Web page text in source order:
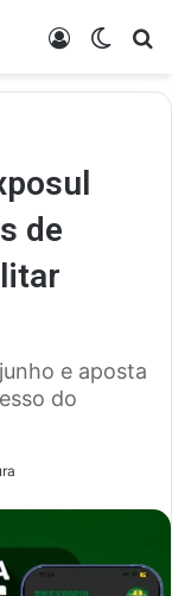
Entrar
de
e aposta
do